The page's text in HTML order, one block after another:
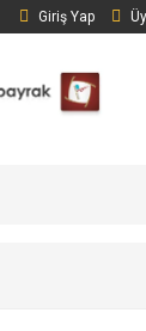
Giriş Yap